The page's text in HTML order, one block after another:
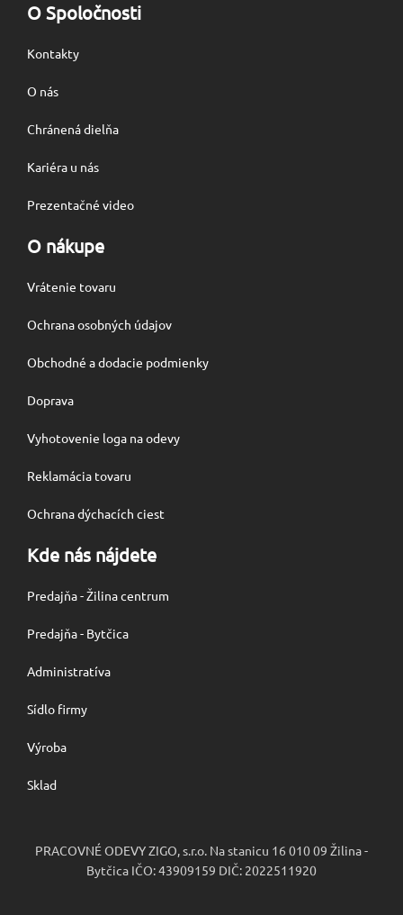
O Spoločnosti
Kontakty
O nás
Chránená dielňa
Kariéra u nás
Prezentačné video
O nákupe
Vrátenie tovaru
Ochrana osobných údajov
Obchodné a dodacie podmienky
Doprava
Vyhotovenie loga na odevy
Reklamácia tovaru
Ochrana dýchacích ciest
Kde nás nájdete
Predajňa - Žilina centrum
Predajňa - Bytčica
Administratíva
Sídlo firmy
Výroba
Sklad
PRACOVNÉ ODEVY ZIGO, s.r.o. Na stanicu 16 010 09 Žilina -
Bytčica IČO: 43909159 DIČ: 2022511920